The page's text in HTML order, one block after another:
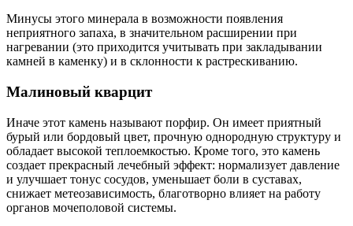
Минусы этого минерала в возможности появления
неприятного запаха, в значительном расширении при
нагревании (это приходится учитывать при закладывании
камней в каменку) и в склонности к растрескиванию.
Малиновый кварцит
Иначе этот камень называют порфир. Он имеет приятный
бурый или бордовый цвет, прочную однородную структуру и
обладает высокой теплоемкостью. Кроме того, это камень
создает прекрасный лечебный эффект: нормализует давление
и улучшает тонус сосудов, уменьшает боли в суставах,
снижает метеозависимость, благотворно влияет на работу
органов мочеполовой системы.